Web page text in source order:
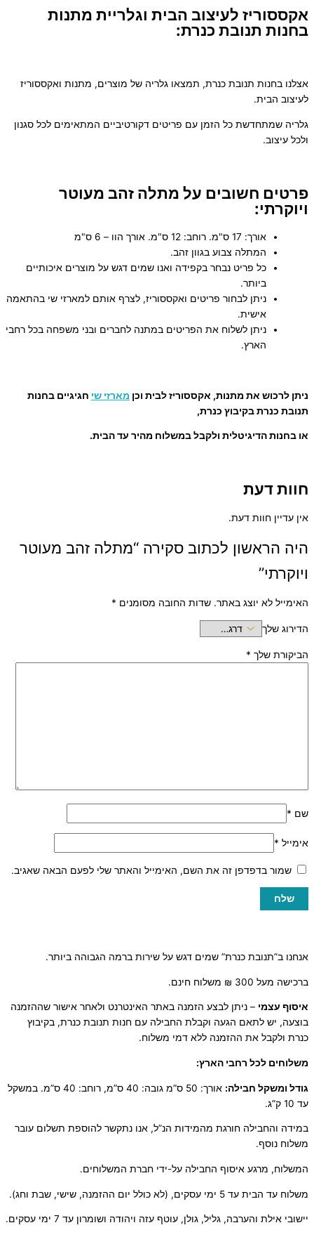
אקססוריז לעיצוב הבית וגלריית מתנות
בחנות תנובת כנרת:
אצלנו בחנות תנובת כנרת, תמצאו גלריה של מוצרים, מתנות ואקססוריז
לעיצוב הבית.
גלריה שמתחדשת כל הזמן עם פריטים דקורטיביים המתאימים לכל סגנון
ולכל עיצוב.
פרטים חשובים על מתלה זהב מעוטר
ויוקרתי:
אורך: 17 ס"מ. רוחב: 12 ס"מ. אורך הוו – 6 ס"מ
המתלה צבוע בגוון זהב.
כל פריט נבחר בקפידה ואנו שמים דגש על מוצרים איכותיים
ביותר.
ניתן לבחור פריטים ואקססוריז, לצרף אותם למארזי שי בהתאמה
אישית.
ניתן לשלוח את הפריטים במתנה לחברים ובני משפחה בכל רחבי
הארץ.
ניתן לרכוש את מתנות, אקססוריז לבית וכן מארזי שי חגיגיים בחנות
תנובת כנרת בקיבוץ כנרת,
או בחנות הדיגיטלית ולקבל במשלוח מהיר עד הבית.
חוות דעת
אין עדיין חוות דעת.
היה הראשון לכתוב סקירה “מתלה זהב מעוטר
ויוקרתי”
האימייל לא יוצג באתר. שדות החובה מסומנים *
הדירוג שלך
הביקורת שלך *
שם *
אימייל *
שמור בדפדפן זה את השם, האימייל והאתר שלי לפעם הבאה שאגיב.
אנחנו ב”תנובת כנרת” שמים דגש על שירות ברמה הגבוהה ביותר.
ברכישה מעל 300 ₪ משלוח חינם.
איסוף עצמי – ניתן לבצע הזמנה באתר האינטרנט ולאחר אישור שההזמנה
בוצעה, יש לתאם הגעה וקבלת החבילה עם חנות תנובת כנרת, בקיבוץ
כנרת ולקבל את ההזמנה ללא דמי משלוח.
משלוחים לכל רחבי הארץ:
גודל ומשקל חבילה:
אורך: 50 ס”מ גובה: 40 ס”מ, רוחב: 40 ס”מ. במשקל
עד 10 ק”ג.
במידה והחבילה חורגת מהמידות הנ”ל, אנו נתקשר להוספת תשלום עובר
משלוח נוסף.
המשלוח, מרגע איסוף החבילה על-ידי חברת המשלוחים.
משלוח עד הבית עד 5 ימי עסקים, (לא כולל יום ההזמנה, שישי, שבת וחג).
יישובי אילת והערבה, גליל, גולן, עוטף עזה ויהודה ושומרון עד 7 ימי עסקים.